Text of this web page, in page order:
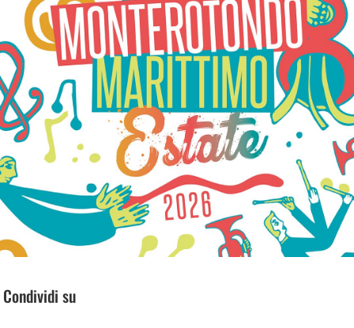
Condividi su